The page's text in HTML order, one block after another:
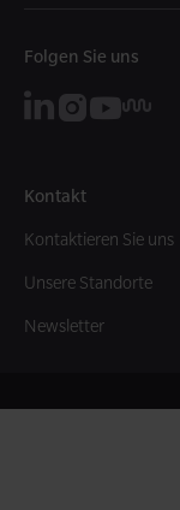
Folgen Sie uns
Kontakt
Kontaktieren Sie uns
Unsere Standorte
Newsletter